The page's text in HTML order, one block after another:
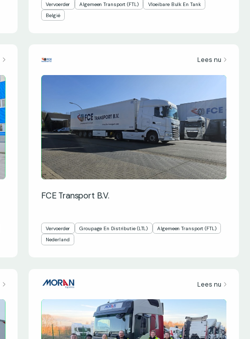
Vervoerder Algemeen Transport (FTL)
Vloeibare Bulk En Tank
België
Lees nu
FCE Transport B.V.
Vervoerder Groupage En Distributie (LTL)
Algemeen Transport (FTL)
Nederland
Lees nu